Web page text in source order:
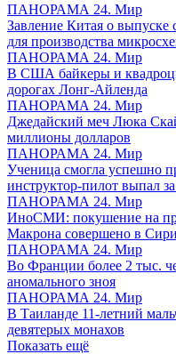
ПАНОРАМА 24. Мир
Завление Китая о
для производства
ПАНОРАМА 24. Мир
В США байкеры и
дорогах Лонг-Айленда
ПАНОРАМА 24. Мир
Джедайский меч Люка
миллионы долларов
ПАНОРАМА 24. Мир
Ученица смогла успешно
инструктор-пилот выпал
ПАНОРАМА 24. Мир
ИноСМИ: покушение на
Макрона совершено в
ПАНОРАМА 24. Мир
Во Франции более 2 тыс.
аномального зноя
ПАНОРАМА 24. Мир
В Таиланде 11-летний
девятерых монахов
Показать ещё